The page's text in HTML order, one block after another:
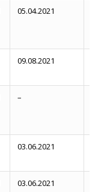
05.04.2021
09.08.2021
–
03.06.2021
03.06.2021